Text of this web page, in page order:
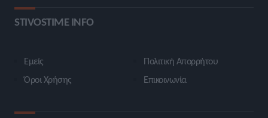
STIVOSTIME INFO
Εμείς
Όροι Χρήσης
Πολιτική Απορρήτου
Επικοινωνία